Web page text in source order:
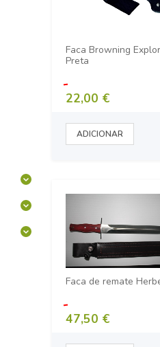
Faca Browning
Preta
22,00 €
Faca de remate
47,50 €